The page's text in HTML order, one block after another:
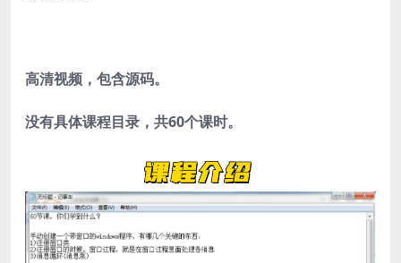
高清视频，包含源码。
没有具体课程目录，共60个课时。